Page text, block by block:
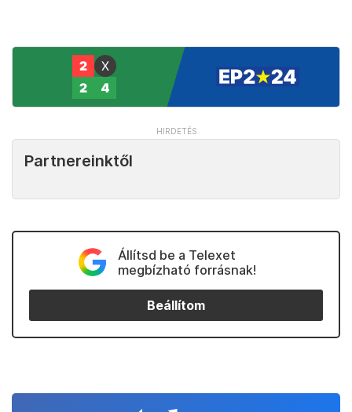
Partnereinktől
Állítsd be a Telexet
megbízható forrásnak!
Beállítom